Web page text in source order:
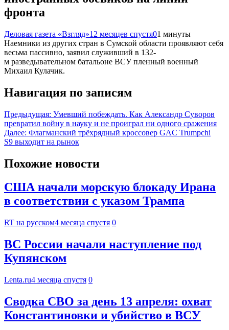
фронта
Деловая газета «Взгляд»12 месяцев спустя01 минуты
Наемники из других стран в Сумской области проявляют себя
весьма пассивно, заявил служивший в 132-
м разведывательном батальоне ВСУ пленный военный
Михаил Кулачик.
Навигация по записям
Предыдущая: Умевший побеждать. Как Александр Суворов
превратил войну в науку и не проиграл ни одного сражения
Далее: Флагманский трёхрядный кроссовер GAC Trumpchi
S9 выходит на рынок
Похожие новости
США начали морскую блокаду Ирана
в соответствии с указом Трампа
RT на русском4 месяца спустя 0
ВС России начали наступление под
Купянском
Lenta.ru4 месяца спустя 0
Сводка СВО за день 13 апреля: охват
Константиновки и убийство в ВСУ